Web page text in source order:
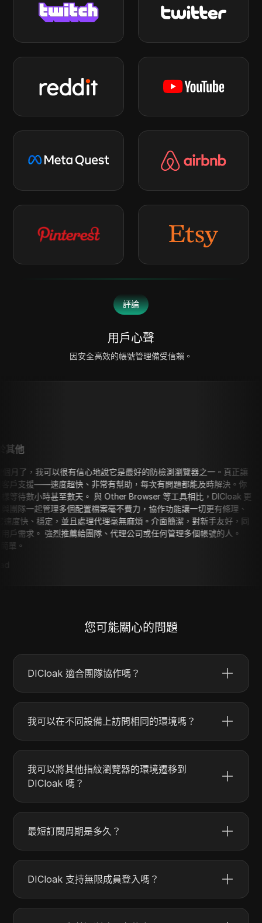
評論
用戶心聲
因安全高效的帳號管理備受信賴。
地說它是最好的防檢測瀏覽器之一。真正讓
常有幫助，每次有問題都能及時解決。你
與 Other Browser 等工具相比，DICloak 更
檔案毫不費力，協作功能讓一切更有條理、
代理毫無麻煩。介面簡潔，對新手友好，同
隊、代理公司或任何管理多個帳號的人。
Dicloak 提供的
10/10，推薦給所
您可能關心的問題
DICloak 適合團隊協作嗎？
我可以在不同設備上訪問相同的環境嗎？
我可以將其他指紋瀏覽器的環境遷移到
DICloak 嗎？
最短訂閱周期是多久？
DICloak 支持無限成員登入嗎？